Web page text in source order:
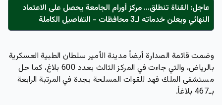
عاجل: القناة تنطلق... مركز أورام الجامعة يحصل على الاعتماد
النهائي ويعلن خدماته لـ3 محافظات - التفاصيل الكاملة
وضمت قائمة الصدارة أيضاً مدينة الأمير سلطان الطبية العسكرية
بالرياض، والتي جاءت في المركز الثالث بعدد 600 بلاغ، كما حل
مستشفى الملك فهد للقوات المسلحة بجدة في المرتبة الرابعة
بـ467 بلاغاً.